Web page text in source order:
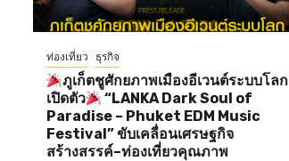
ท่องเที่ยว ธุรกิจ
ภูเก็ตชูศักยภาพเมืองอีเวนต์ระบบโลก
เปิดตัว
“LANKA Dark Soul of
Paradise – Phuket EDM Music
Festival” ขับเคลื่อนเศรษฐกิจ
สร้างสรรค์–ท่องเที่ยวคุณภาพ